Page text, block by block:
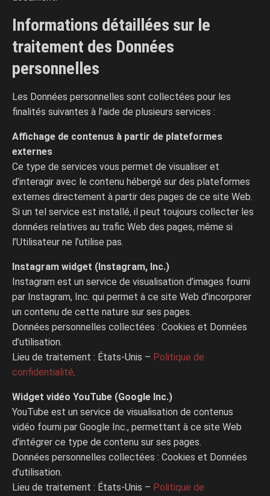
Informations détaillées sur le
traitement des Données
personnelles
Les Données personnelles sont collectées pour les
finalités suivantes à l’aide de plusieurs services :
Affichage de contenus à partir de plateformes
externes
Ce type de services vous permet de visualiser et
d’interagir avec le contenu hébergé sur des plateformes
externes directement à partir des pages de ce site Web.
Si un tel service est installé, il peut toujours collecter les
données relatives au trafic Web des pages, même si
l’Utilisateur ne l’utilise pas.
Instagram widget (Instagram, Inc.)
Instagram est un service de visualisation d’images fourni
par Instagram, Inc. qui permet à ce site Web d’incorporer
un contenu de cette nature sur ses pages.
Données personnelles collectées : Cookies et Données
d’utilisation.
Lieu de traitement : États-Unis – Politique de
confidentialité.
Widget vidéo YouTube (Google Inc.)
YouTube est un service de visualisation de contenus
vidéo fourni par Google Inc., permettant à ce site Web
d’intégrer ce type de contenu sur ses pages.
Données personnelles collectées : Cookies et Données
d’utilisation.
Lieu de traitement : États-Unis – Politique de